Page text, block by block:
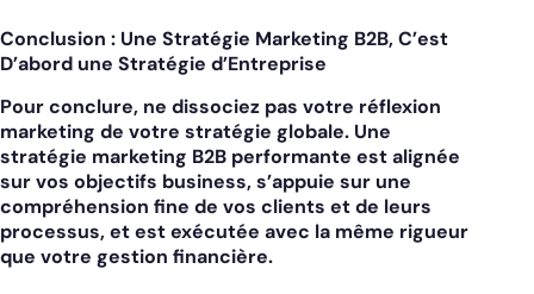
Conclusion : Une Stratégie Marketing B2B, C’est
D’abord une Stratégie d’Entreprise
Pour conclure, ne dissociez pas votre réflexion
marketing de votre stratégie globale. Une
stratégie marketing B2B performante est alignée
sur vos objectifs business, s’appuie sur une
compréhension fine de vos clients et de leurs
processus, et est exécutée avec la même rigueur
que votre gestion financière.